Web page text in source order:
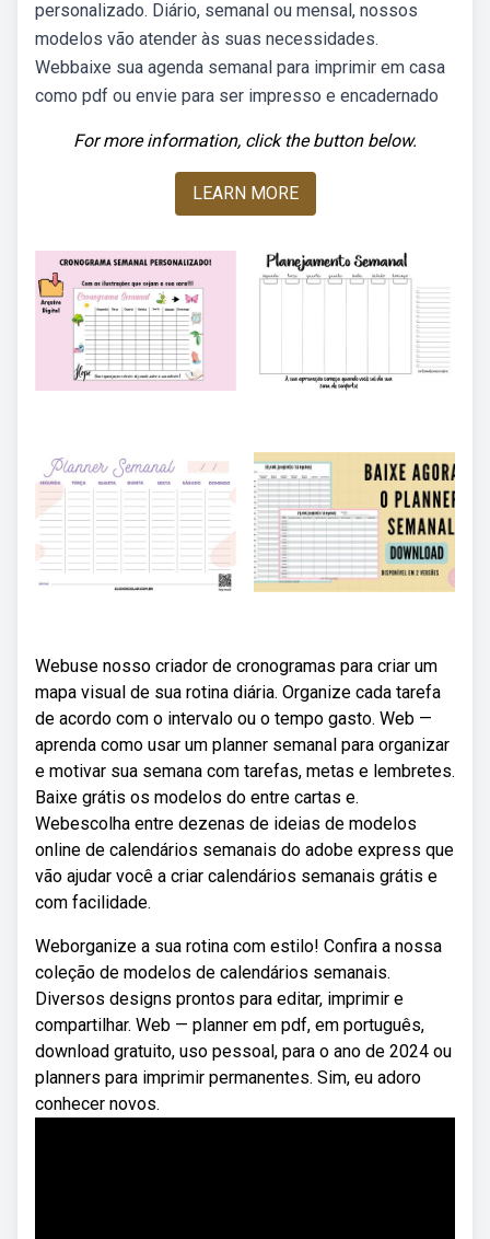
personalizado. Diário, semanal ou mensal, nossos
modelos vão atender às suas necessidades.
Webbaixe sua agenda semanal para imprimir em casa
como pdf ou envie para ser impresso e encadernado
For more information, click the button below.
LEARN MORE
Webuse nosso criador de cronogramas para criar um
mapa visual de sua rotina diária. Organize cada tarefa
de acordo com o intervalo ou o tempo gasto. Web —
aprenda como usar um planner semanal para organizar
e motivar sua semana com tarefas, metas e lembretes.
Baixe grátis os modelos do entre cartas e.
Webescolha entre dezenas de ideias de modelos
online de calendários semanais do adobe express que
vão ajudar você a criar calendários semanais grátis e
com facilidade.
Weborganize a sua rotina com estilo! Confira a nossa
coleção de modelos de calendários semanais.
Diversos designs prontos para editar, imprimir e
compartilhar. Web — planner em pdf, em português,
download gratuito, uso pessoal, para o ano de 2024 ou
planners para imprimir permanentes. Sim, eu adoro
conhecer novos.